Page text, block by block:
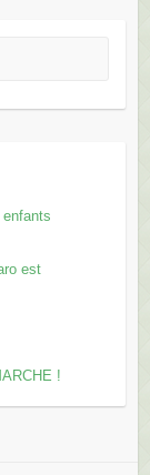
enfants
est
!